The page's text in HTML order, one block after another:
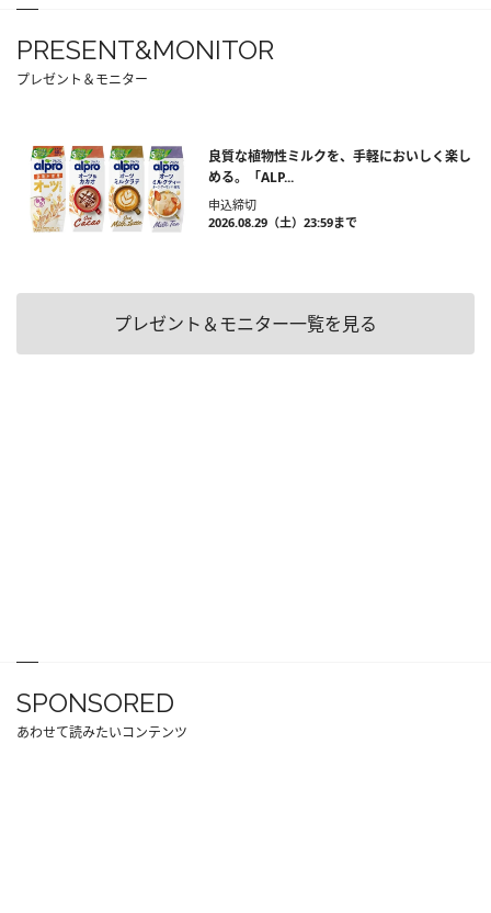
PRESENT&MONITOR
プレゼント＆モニター
良質な植物性ミルクを、手軽においしく楽し
める。「ALP...
申込締切
2026.08.29（土）23:59まで
プレゼント＆モニター一覧を見る
SPONSORED
あわせて読みたいコンテンツ